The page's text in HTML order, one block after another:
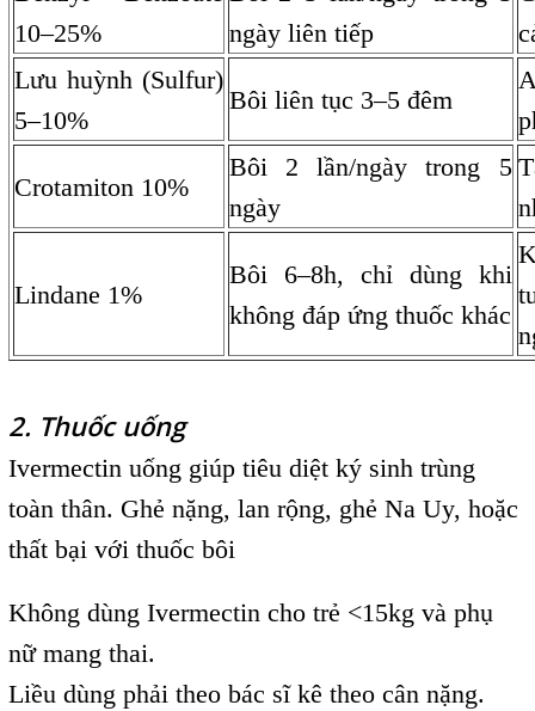
10–25%
ngày liên tiếp
Lưu huỳnh (Sulfur)
5–10%
Bôi liên tục 3–5 đêm
Crotamiton 10%
Bôi 2 lần/ngày trong 5
ngày
Lindane 1%
Bôi 6–8h, chỉ dùng khi
không đáp ứng thuốc khác
2. Thuốc uống
Ivermectin uống giúp tiêu diệt ký sinh trùng
toàn thân. Ghẻ nặng, lan rộng, ghẻ Na Uy, hoặc
thất bại với thuốc bôi
Không dùng Ivermectin cho trẻ <15kg và phụ
nữ mang thai.
Liều dùng phải theo bác sĩ kê theo cân nặng.